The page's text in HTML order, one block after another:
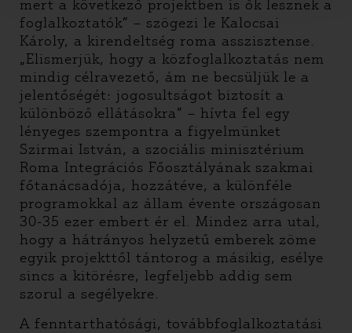
mert a következő projektben is ők lesznek a
foglalkoztatók” – szögezi le Kalocsai
Károly, a kirendeltség roma asszisztense.
„Elismerjük, hogy a közfoglalkoztatás nem
mindig célravezető, ám ne becsüljük le a
jelentőségét: jogosultságot biztosít a
különböző ellátásokra” – hívta fel egy
lényeges szempontra a figyelmünket
Szirmai István, a szociális minisztérium
Roma Integrációs Főosztályának szakmai
főtanácsadója, hozzátéve, a különféle
programokkal az állam évente országosan
30-35 ezer embert ér el. Mindez arra utal,
hogy a hátrányos helyzetű emberek zöme
egyik projekttől tántorog a másikig, esélye
sincs a kitörésre, legfeljebb addig sem
szorul a segélyekre.
A fenntarthatósági, továbbfoglalkoztatási